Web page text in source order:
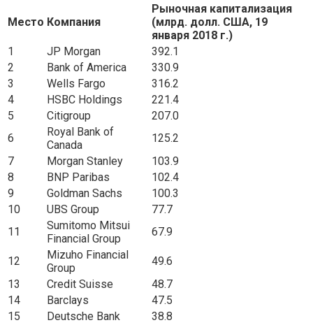
Место Компания
Рыночная капитализация
(млрд. долл. США, 19
января 2018 г.)
1
JP Morgan
392.1
2
Bank of America
330.9
3
Wells Fargo
316.2
4
HSBC Holdings
221.4
5
Citigroup
207.0
6
Royal Bank of
Canada
125.2
7
Morgan Stanley
103.9
8
BNP Paribas
102.4
9
Goldman Sachs
100.3
10
UBS Group
77.7
11
Sumitomo Mitsui
Financial Group
67.9
12
Mizuho Financial
Group
49.6
13
Credit Suisse
48.7
14
Barclays
47.5
15
Deutsche Bank 38.8